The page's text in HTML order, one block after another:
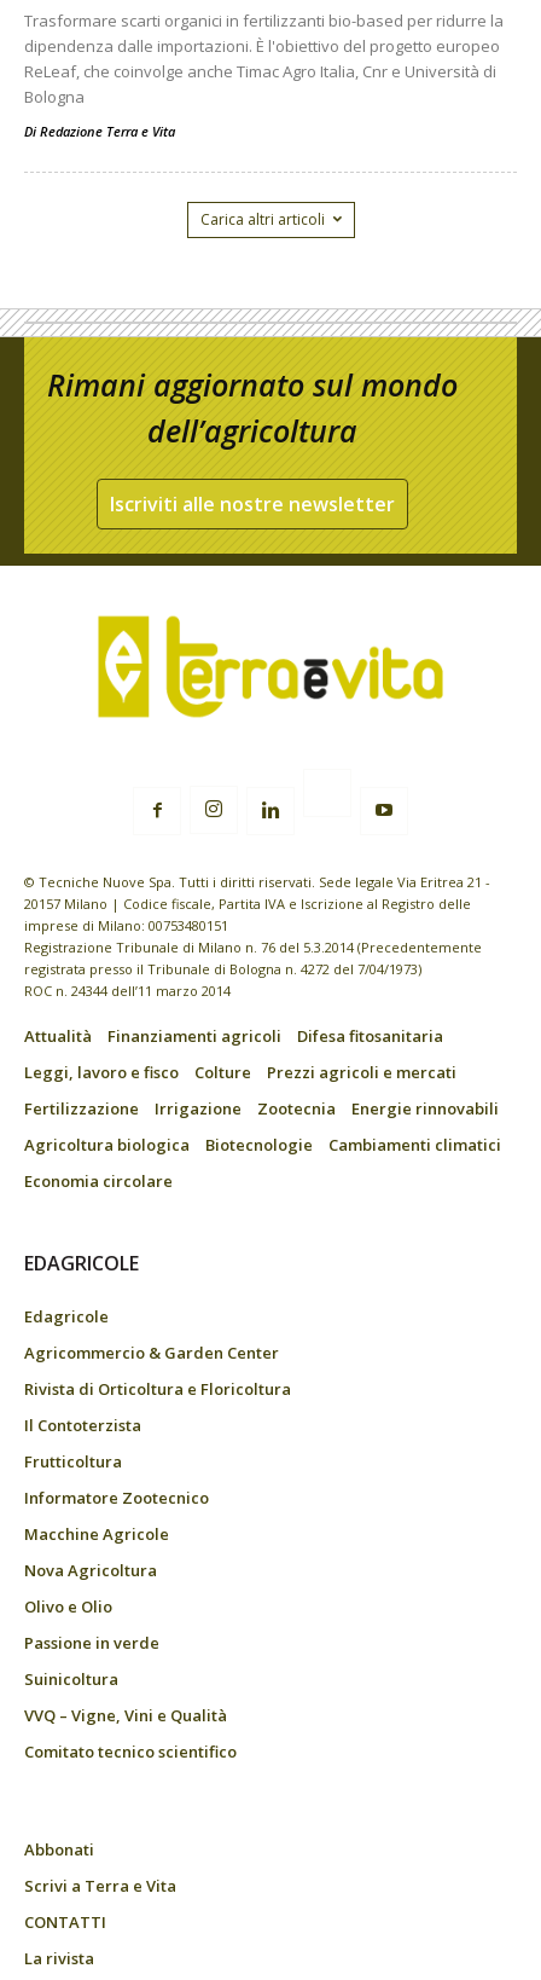
Trasformare scarti organici in fertilizzanti bio-based per ridurre la
dipendenza dalle importazioni. È l'obiettivo del progetto europeo
ReLeaf, che coinvolge anche Timac Agro Italia, Cnr e Università di
Bologna
Di Redazione Terra e Vita
Carica altri articoli
Rimani aggiornato sul mondo
dell’agricoltura
Iscriviti alle nostre newsletter
© Tecniche Nuove Spa. Tutti i diritti riservati. Sede legale Via Eritrea 21 -
20157 Milano | Codice fiscale, Partita IVA e Iscrizione al Registro delle
imprese di Milano: 00753480151
Registrazione Tribunale di Milano n. 76 del 5.3.2014 (Precedentemente
registrata presso il Tribunale di Bologna n. 4272 del 7/04/1973)
ROC n. 24344 dell’11 marzo 2014
Attualità Finanziamenti agricoli
Difesa fitosanitaria
Leggi, lavoro e fisco
Colture
Prezzi agricoli e mercati
Fertilizzazione
Irrigazione Zootecnia
Energie rinnovabili
Agricoltura biologica
Biotecnologie
Cambiamenti climatici
Economia circolare
EDAGRICOLE
Edagricole
Agricommercio & Garden Center
Rivista di Orticoltura e Floricoltura
Il Contoterzista
Frutticoltura
Informatore Zootecnico
Macchine Agricole
Nova Agricoltura
Olivo e Olio
Passione in verde
Suinicoltura
VVQ – Vigne, Vini e Qualità
Comitato tecnico scientifico
Abbonati
Scrivi a Terra e Vita
CONTATTI
La rivista